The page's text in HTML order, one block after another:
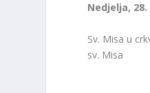
Nedjelja, 28.
Sv. Misa u
sv. Misa